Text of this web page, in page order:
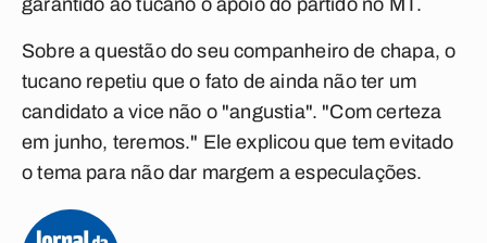
garantido ao tucano o apoio do partido no MT.
Sobre a questão do seu companheiro de chapa, o
tucano repetiu que o fato de ainda não ter um
candidato a vice não o "angustia". "Com certeza
em junho, teremos." Ele explicou que tem evitado
o tema para não dar margem a especulações.